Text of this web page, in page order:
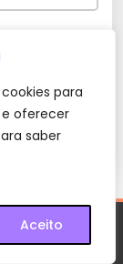
para
oferecer
saber
Aceito
para a